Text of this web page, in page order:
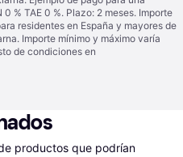
% TAE 0 %. Plazo: 2 meses. Importe
residentes en España y mayores de
Importe mínimo y máximo varía
de condiciones en
productos que podrían